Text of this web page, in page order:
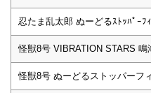
忍たま乱太郎 ぬーどるｽﾄｯﾊﾟｰﾌ
怪獣8号 VIBRATION STARS 鳴
怪獣8号 ぬーどるストッパーフ